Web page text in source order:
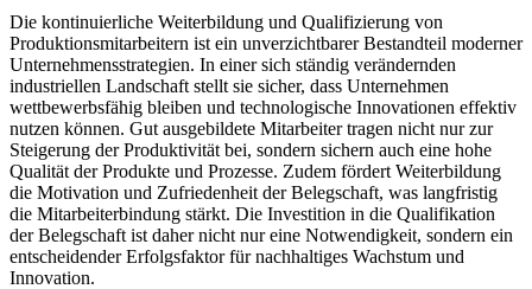
Die kontinuierliche Weiterbildung und Qualifizierung von
Produktionsmitarbeitern ist ein unverzichtbarer Bestandteil moderner
Unternehmensstrategien. In einer sich ständig verändernden
industriellen Landschaft stellt sie sicher, dass Unternehmen
wettbewerbsfähig bleiben und technologische Innovationen effektiv
nutzen können. Gut ausgebildete Mitarbeiter tragen nicht nur zur
Steigerung der Produktivität bei, sondern sichern auch eine hohe
Qualität der Produkte und Prozesse. Zudem fördert Weiterbildung
die Motivation und Zufriedenheit der Belegschaft, was langfristig
die Mitarbeiterbindung stärkt. Die Investition in die Qualifikation
der Belegschaft ist daher nicht nur eine Notwendigkeit, sondern ein
entscheidender Erfolgsfaktor für nachhaltiges Wachstum und
Innovation.